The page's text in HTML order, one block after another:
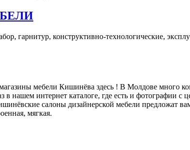
гарнитур, конструктивно-технологические,
мебели Кишинёва здесь ! В Молдове много
нашем интернет каталоге, где есть и фотографии
салоны дизайнерской мебели предложат
мягкая.